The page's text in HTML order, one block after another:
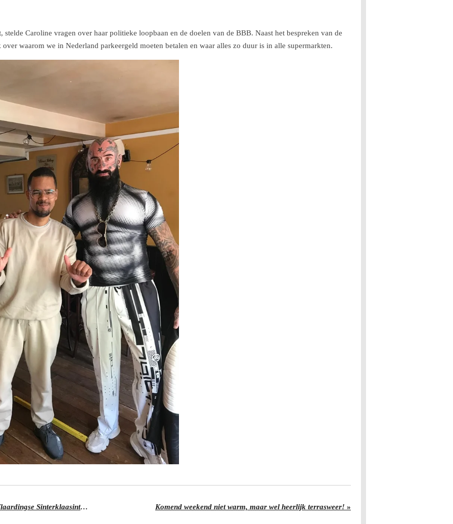
Caroline vragen over haar politieke loopbaan en de doelen van de BBB. Naast het bespreken van de
waarom we in Nederland parkeergeld moeten betalen en waar alles zo duur is in alle supermarkten.
Zanger Yves Berendse treedt op bij Vlaardingse Sinterklaasintocht Komend weekend niet warm, maar wel heerlijk terrasweer! »